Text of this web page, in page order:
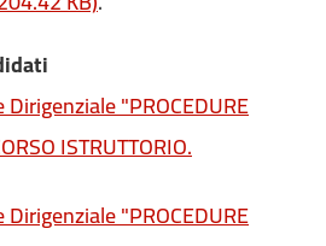
"PROCEDURE
ISTRUTTORIO.
"PROCEDURE